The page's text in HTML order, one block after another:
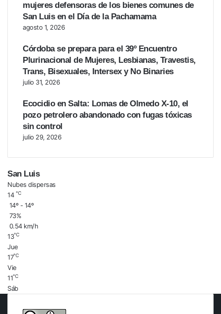
mujeres defensoras de los bienes comunes de
San Luis en el Día de la Pachamama
agosto 1, 2026
Córdoba se prepara para el 39º Encuentro
Plurinacional de Mujeres, Lesbianas, Travestis,
Trans, Bisexuales, Intersex y No Binaries
julio 31, 2026
Ecocidio en Salta: Lomas de Olmedo X-10, el
pozo petrolero abandonado con fugas tóxicas
sin control
julio 29, 2026
San Luis
Nubes dispersas
14 ℃
14º - 14º
73%
0.54 km/h
13℃
Jue
17℃
Vie
11℃
Sáb